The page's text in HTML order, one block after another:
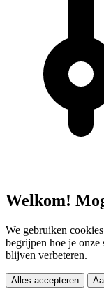
Welkom!
We gebruiken
begrijpen hoe je
blijven verbeteren.
Alles accepteren